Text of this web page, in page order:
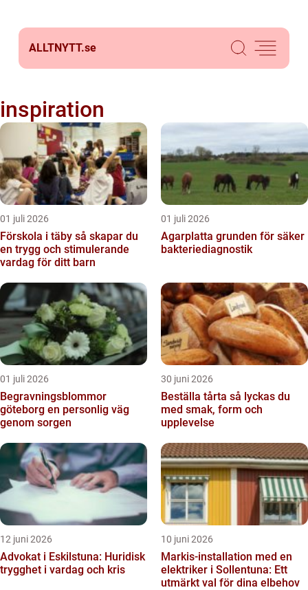
ALLTNYTT.se
inspiration
01 juli 2026
Förskola i täby så skapar du
en trygg och stimulerande
vardag för ditt barn
01 juli 2026
Agarplatta grunden för säker
bakteriediagnostik
01 juli 2026
Begravningsblommor
göteborg en personlig väg
genom sorgen
30 juni 2026
Beställa tårta så lyckas du
med smak, form och
upplevelse
12 juni 2026
Advokat i Eskilstuna: Huridisk
trygghet i vardag och kris
10 juni 2026
Markis-installation med en
elektriker i Sollentuna: Ett
utmärkt val för dina elbehov